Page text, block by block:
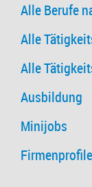
Alle Berufe
Alle
Alle
Ausbildung
Minijobs
Firmenprofile